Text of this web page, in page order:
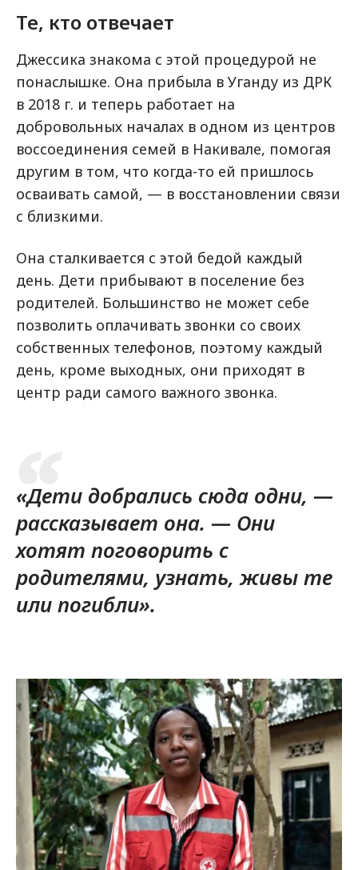
Те, кто отвечает
Джессика знакома с этой процедурой не
понаслышке. Она прибыла в Уганду из ДРК
в 2018 г. и теперь работает на
добровольных началах в одном из центров
воссоединения семей в Накивале, помогая
другим в том, что когда-то ей пришлось
осваивать самой, — в восстановлении связи
с близкими.
Она сталкивается с этой бедой каждый
день. Дети прибывают в поселение без
родителей. Большинство не может себе
позволить оплачивать звонки со своих
собственных телефонов, поэтому каждый
день, кроме выходных, они приходят в
центр ради самого важного звонка.
«Дети добрались сюда одни, —
рассказывает она. — Они
хотят поговорить с
родителями, узнать, живы те
или погибли».